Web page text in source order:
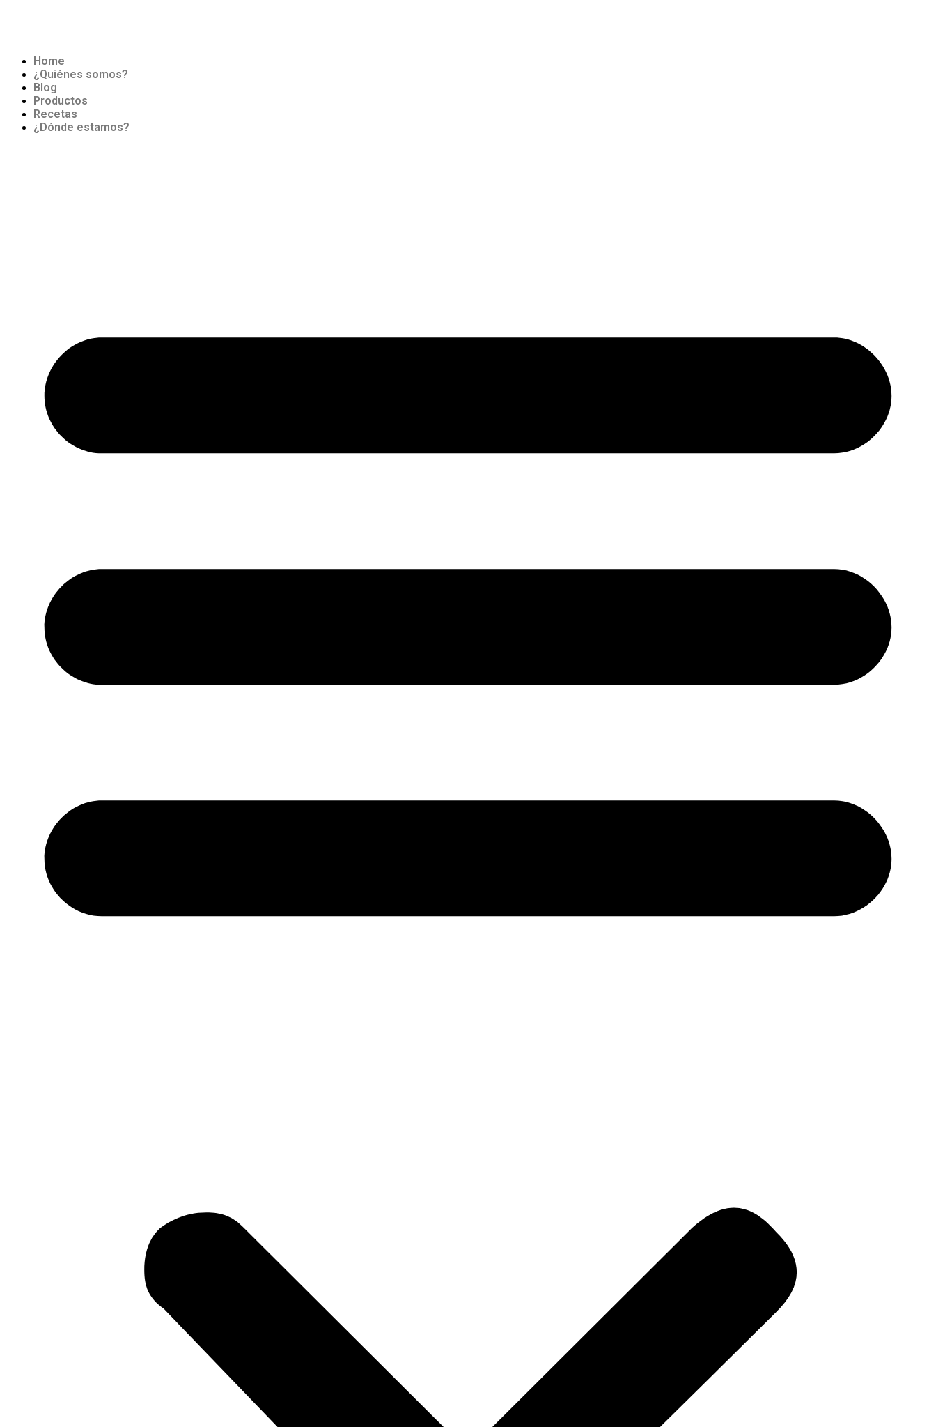
Home
¿Quiénes somos?
Blog
Productos
Recetas
¿Dónde estamos?